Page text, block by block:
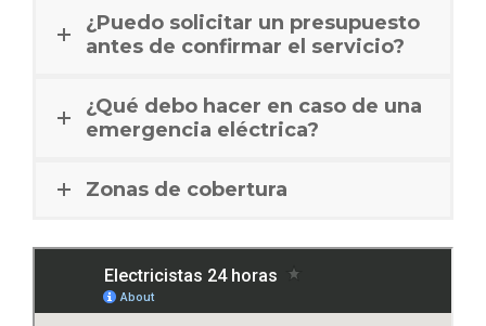
¿Puedo solicitar un presupuesto
antes de confirmar el servicio?
¿Qué debo hacer en caso de una
emergencia eléctrica?
Zonas de cobertura